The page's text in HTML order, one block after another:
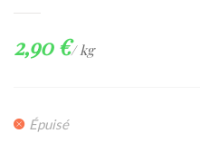
2,90€/ kg
Épuisé